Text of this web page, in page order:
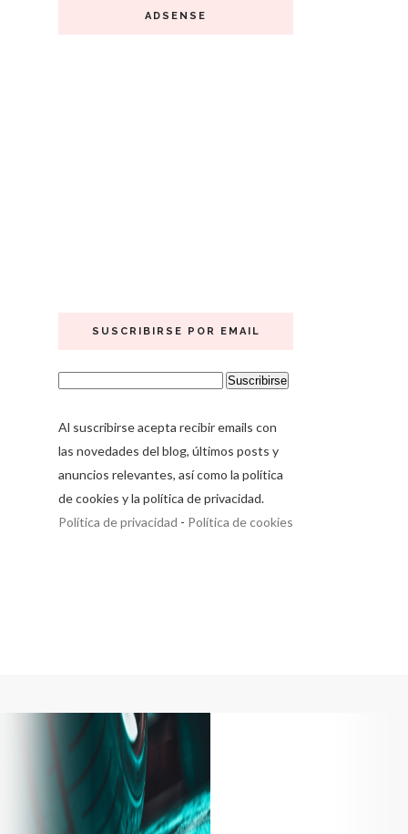
ADSENSE
SUSCRIBIRSE POR EMAIL
Al suscribirse acepta recibir emails con
las novedades del blog, últimos posts y
anuncios relevantes, así como la política
de cookies y la política de privacidad.
Política de privacidad - Política de cookies